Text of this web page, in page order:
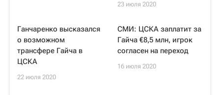
23 июля 2020
Ганчаренко высказался
о возможном
трансфере Гайча в
ЦСКА
22 июля 2020
СМИ: ЦСКА заплатит за
Гайча €8,5 млн, игрок
согласен на переход
16 июля 2020